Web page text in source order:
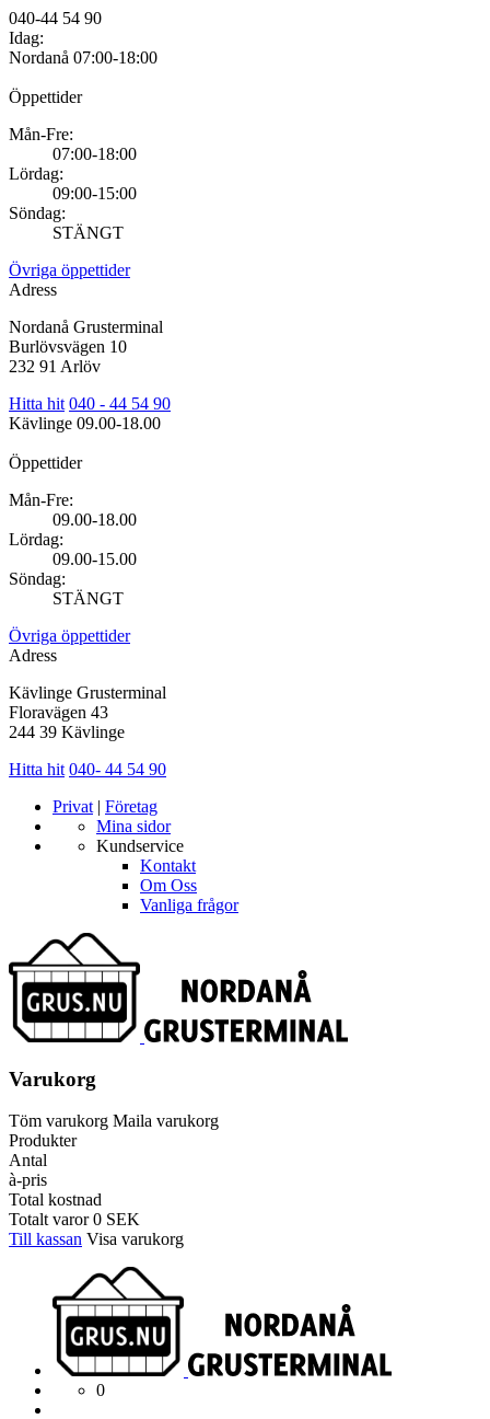
040-44 54 90
Idag:
Nordanå 07:00-18:00
Öppettider
Mån-Fre:
07:00-18:00
Lördag:
09:00-15:00
Söndag:
STÄNGT
Övriga öppettider
Adress
Nordanå Grusterminal
Burlövsvägen 10
232 91 Arlöv
Hitta hit 040 - 44 54 90
Kävlinge 09.00-18.00
Öppettider
Mån-Fre:
09.00-18.00
Lördag:
09.00-15.00
Söndag:
STÄNGT
Övriga öppettider
Adress
Kävlinge Grusterminal
Floravägen 43
244 39 Kävlinge
Hitta hit 040- 44 54 90
Privat | Företag
Mina sidor
Kundservice
Kontakt
Om Oss
Vanliga frågor
Varukorg
Töm varukorg Maila varukorg
Produkter
Antal
à-pris
Total kostnad
Totalt varor0 SEK
Till kassan Visa varukorg
0